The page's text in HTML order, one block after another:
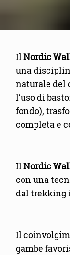
IlNordic
una
naturale del
l’uso di
fondo),
completa e
IlNordic
con una
dal trekking
Il
gambe